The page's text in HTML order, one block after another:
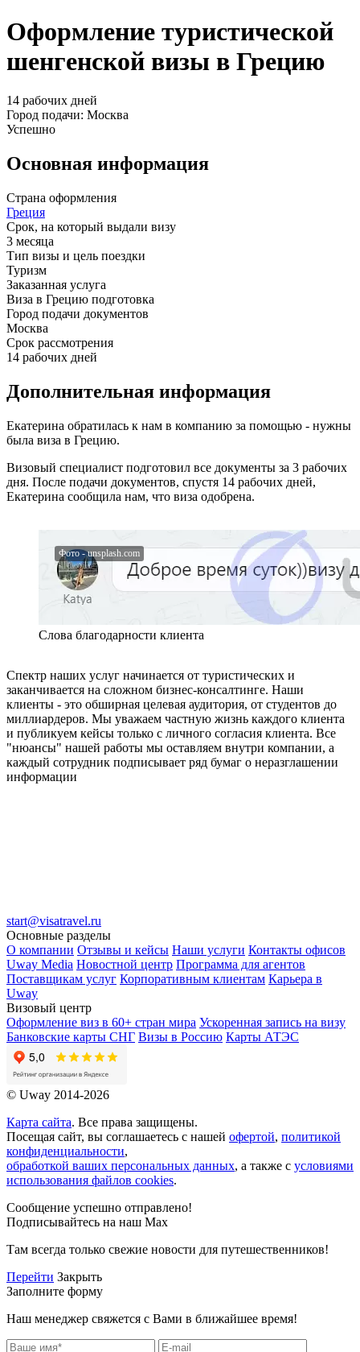
Оформление туристической
шенгенской визы в Грецию
14 рабочих дней
Город подачи: Москва
Успешно
Основная информация
Страна оформления
Греция
Срок, на который выдали визу
3 месяца
Тип визы и цель поездки
Туризм
Заказанная услуга
Виза в Грецию подготовка
Город подачи документов
Москва
Срок рассмотрения
14 рабочих дней
Дополнительная информация
Екатерина обратилась к нам в компанию за помощью - нужны
была виза в Грецию.
Визовый специалист подготовил все документы за 3 рабочих
дня. После подачи документов, спустя 14 рабочих дней,
Екатерина сообщила нам, что виза одобрена.
Слова благодарности клиента
Спектр наших услуг начинается от туристических и
заканчивается на сложном бизнес-консалтинге. Наши
клиенты - это обширная целевая аудитория, от студентов до
миллиардеров. Мы уважаем частную жизнь каждого клиента
и публикуем кейсы только с личного согласия клиента. Все
"нюансы" нашей работы мы оставляем внутри компании, а
каждый сотрудник подписывает ряд бумаг о неразглашении
информации
start@visatravel.ru
Основные разделы
О компании Отзывы и кейсы Наши услуги Контакты офисов
Uway Media Новостной центр Программа для агентов
Поставщикам услуг Корпоративным клиентам Карьера в
Uway
Визовый центр
Оформление виз в 60+ стран мира Ускоренная запись на визу
Банковские карты СНГ Визы в Россию Карты АТЭС
© Uway 2014-2026
Карта сайта. Все права защищены.
Посещая сайт, вы соглашаетесь с нашей офертой, политикой
конфиденциальности,
обработкой ваших персональных данных, а также с условиями
использования файлов cookies.
Сообщение успешно отправлено!
Подписывайтесь на наш Max
Там всегда только свежие новости для путешественников!
Перейти Закрыть
Заполните форму
Наш менеджер свяжется с Вами в ближайшее время!